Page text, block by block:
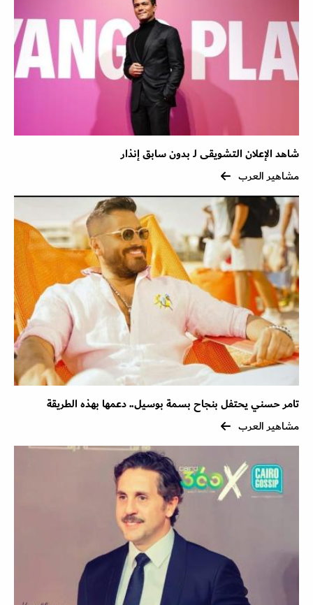
شاهد الإعلان التشويقى لـ بدون سابق إنذار
مشاهير العرب
تامر حسني يحتفل بنجاح بسمة بوسيل.. دعمها بهذه الطريقة
مشاهير العرب